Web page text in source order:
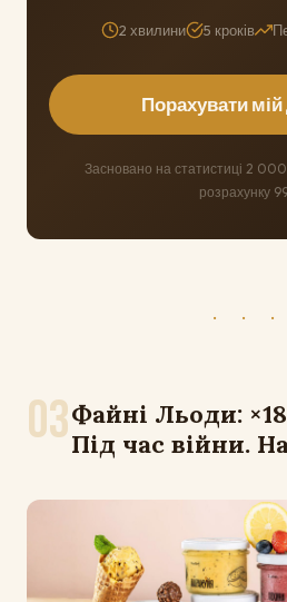
2 хвилини 5 кроків
Порахувати мій
Засновано на статистиці 2
розрахунку
· · ·
03Файні Льоди:
Під час війни.